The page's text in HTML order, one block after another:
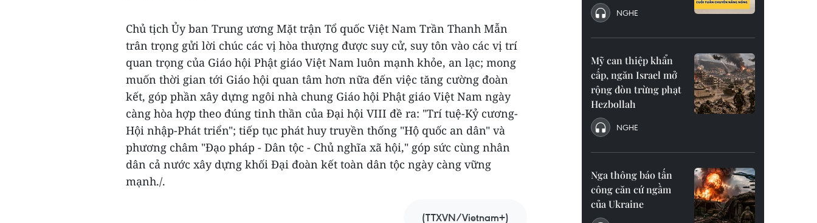
Chủ tịch Ủy ban Trung ương Mặt trận Tổ quốc Việt Nam Trần Thanh Mẫn
trân trọng gửi lời chúc các vị hòa thượng được suy cử, suy tôn vào các vị trí
quan trọng của Giáo hội Phật giáo Việt Nam luôn mạnh khỏe, an lạc; mong
muốn thời gian tới Giáo hội quan tâm hơn nữa đến việc tăng cường đoàn
kết, góp phần xây dựng ngôi nhà chung Giáo hội Phật giáo Việt Nam ngày
càng hòa hợp theo đúng tinh thần của Đại hội VIII đề ra: "Trí tuệ-Kỷ cương-
Hội nhập-Phát triển"; tiếp tục phát huy truyền thống "Hộ quốc an dân" và
phương châm "Đạo pháp - Dân tộc - Chủ nghĩa xã hội," góp sức cùng nhân
dân cả nước xây dựng khối Đại đoàn kết toàn dân tộc ngày càng vững
mạnh./.
(TTXVN/Vietnam+)
NGHE
Mỹ can thiệp khẩn
cấp, ngăn Israel mở
rộng đòn trừng phạt
Hezbollah
NGHE
Nga thông báo tấn
công căn cứ ngầm
của Ukraine